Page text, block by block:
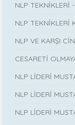
NLP TEKNİKLERİ
NLP TEKNİKLERİ
NLP VE KARŞI
CESARETİ
NLP LİDERİ
NLP LİDERİ
NLP LİDERİ